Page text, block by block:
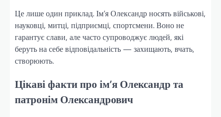
Це лише один приклад. Ім’я Олександр носять військові,
науковці, митці, підприємці, спортсмени. Воно не
гарантує слави, але часто супроводжує людей, які
беруть на себе відповідальність — захищають, вчать,
створюють.
Цікаві факти про ім’я Олександр та
патронім Олександрович